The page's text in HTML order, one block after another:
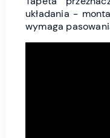
układania -
wymaga